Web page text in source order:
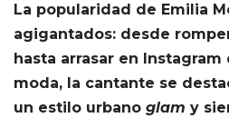
La popularidad de Emilia
agigantados: desde
hasta arrasar en
moda, la cantante se
un estilo urbano glam y